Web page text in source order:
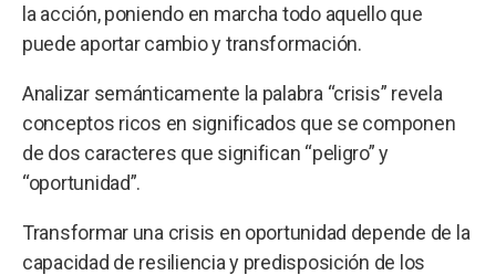
la acción, poniendo en marcha todo aquello que
puede aportar cambio y transformación.
Analizar semánticamente la palabra “crisis” revela
conceptos ricos en significados que se componen
de dos caracteres que significan “peligro” y
“oportunidad”.
Transformar una crisis en oportunidad depende de la
capacidad de resiliencia y predisposición de los